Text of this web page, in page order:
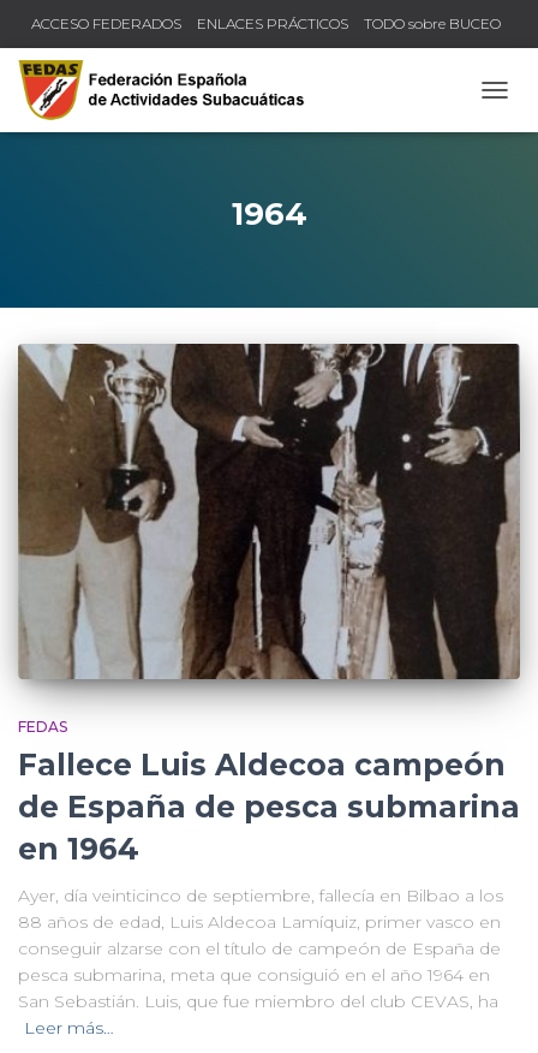
ACCESO FEDERADOS ENLACES PRÁCTICOS TODO sobre BUCEO
COMPRUEBA TU TÍTULO Y LICENCIA
1964
FEDAS
Fallece Luis Aldecoa campeón
de España de pesca submarina
en 1964
Ayer, día veinticinco de septiembre, fallecía en Bilbao a los
88 años de edad, Luis Aldecoa Lamíquiz, primer vasco en
conseguir alzarse con el título de campeón de España de
pesca submarina, meta que consiguió en el año 1964 en
San Sebastián. Luis, que fue miembro del club CEVAS, ha
Leer más…